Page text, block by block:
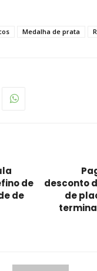
Medalha de prata
de
de
desconto
de